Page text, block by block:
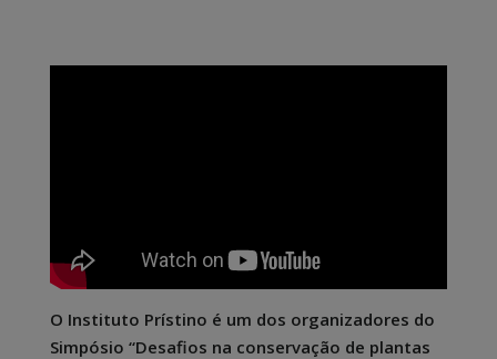
O Instituto Prístino é um dos organizadores do
Simpósio “Desafios na conservação de plantas